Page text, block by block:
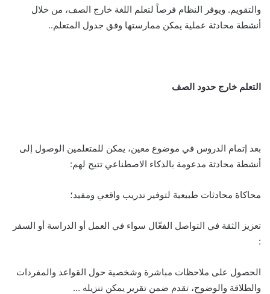
والتقويم. ويوفر النظام فرصاً لتعلم اللغة خارج الصف، من خلال
أنشطة محادثة عملية يمكن ممارستها وفق جدول المتعلم..
التعلم خارج حدود الصف
بعد إتمام الدروس في موضوع معين، يمكن للمتعلمين الوصول إلى
أنشطة محادثة مدعومة بالذكاء الاصطناعي تتيح لهم:
محاكاة محادثات طبيعية لتوفير تدريب واقعي ومفيد؛
تعزيز الثقة في التواصل الفعّال سواء في العمل أو الدراسة أو السفر
:
الحصول على ملاحظات مباشرة وشخصية حول القواعد والمفردات
والطلاقة والوضوح، تقدم ضمن تقرير يمكن تنزيله ...